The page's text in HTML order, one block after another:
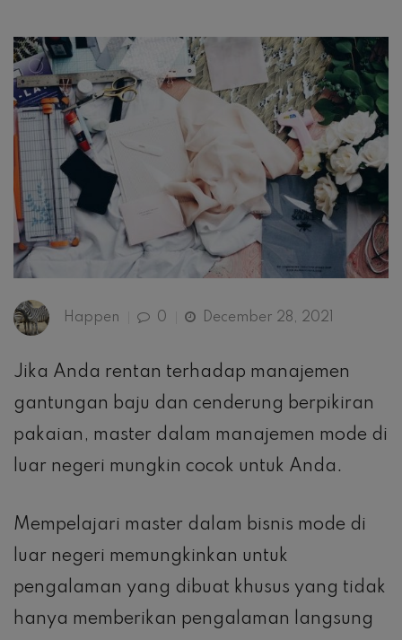
Happen 0 December 28, 2021
Jika Anda rentan terhadap manajemen
gantungan baju dan cenderung berpikiran
pakaian, master dalam manajemen mode di
luar negeri mungkin cocok untuk Anda.
Mempelajari master dalam bisnis mode di
luar negeri memungkinkan untuk
pengalaman yang dibuat khusus yang tidak
hanya memberikan pengalaman langsung